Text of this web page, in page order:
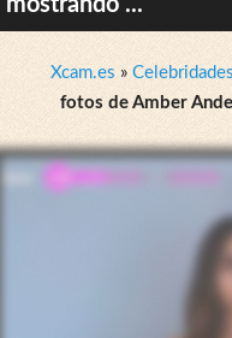
mostrando ...
Xcam.es »
fotos de Amber